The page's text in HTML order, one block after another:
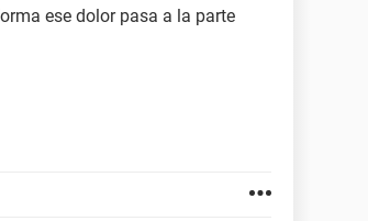
ese dolor pasa a la parte